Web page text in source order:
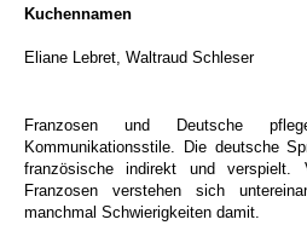
Kuchennamen
Eliane Lebret, Waltraud Schleser
Franzosen und Deutsche
Kommunikationsstile. Die deutsche
französische indirekt und verspielt.
Franzosen verstehen sich
manchmal Schwierigkeiten damit.